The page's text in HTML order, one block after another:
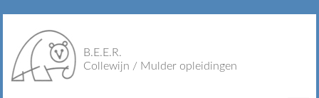
B.E.E.R.
Collewijn / Mulder opleidingen